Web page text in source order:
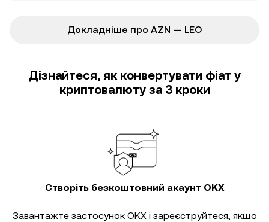
Докладніше про AZN — LEO
Дізнайтеся, як конвертувати фіат у
криптовалюту за 3 кроки
Створіть безкоштовний акаунт OKX
Завантажте застосунок OKX і зареєструйтеся, якщо